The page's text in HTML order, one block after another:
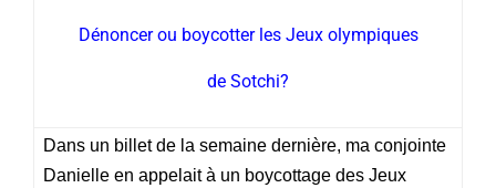
Dénoncer ou boycotter les Jeux olympiques
de Sotchi?
Dans un billet de la semaine dernière, ma conjointe
Danielle en appelait à un boycottage des Jeux